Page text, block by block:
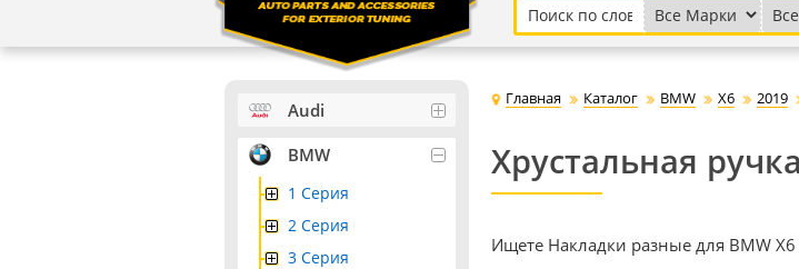
Установка на авто
Письмо директору
Скачать
Главная Каталог BMW X6 2019
Хрустальная
Ищете Накладки разные для BMW X6
Audi
BMW
1 Серия
2 Серия
3 Серия